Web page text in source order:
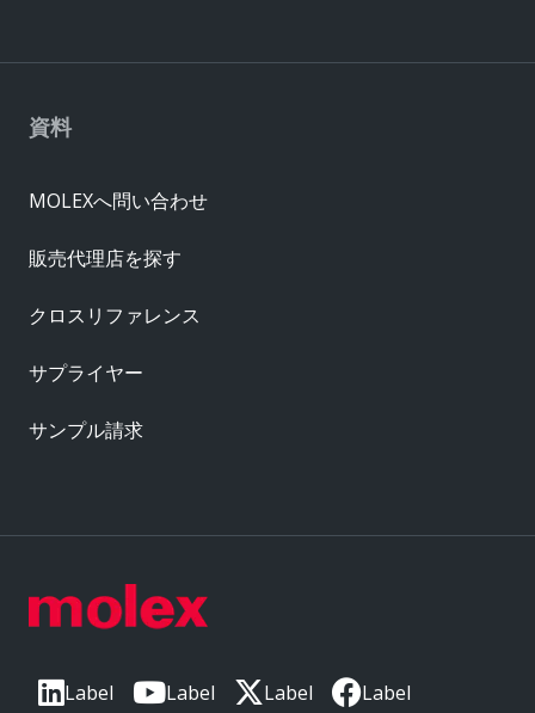
Label Label Label Label
資料
MOLEXへ問い合わせ
販売代理店を探す
クロスリファレンス
サプライヤー
サンプル請求